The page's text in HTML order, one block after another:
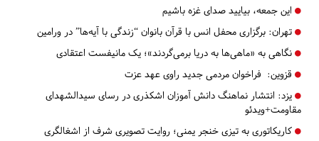
این جمعه، بیایید صدای غزه باشیم
تهران: برگزاری محفل انس با قرآن بانوان “زندگی با آیه‌ها” در ورامین
نگاهی به «ماهی‌ها به دریا برمی‌گردند»؛ یک مانیفست اعتقادی
قزوین: فراخوان مردمی جدید راوی عهد عزت
یزد: انتشار نماهنگ دانش آموزان اشکذری در رسای سیدالشهدای
مقاومت+ویدئو
کاریکاتوری به تیزی خنجر یمنی؛ روایت تصویری شرف از اشغالگری